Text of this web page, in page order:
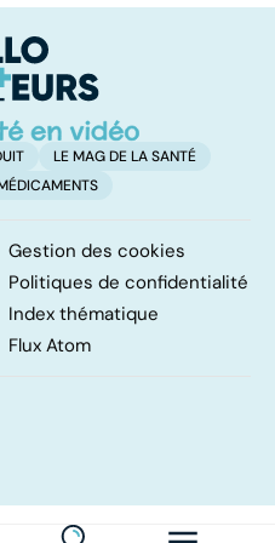
levée de
l'anonymat
LE MAG DE LA SANTÉ
Gestion des cookies
Politiques de confidentialité
Index thématique
Flux Atom